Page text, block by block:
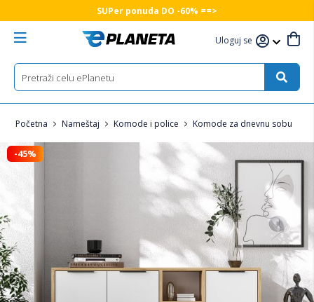
SUPer ponuda DO -60% ==>
Uloguj se
Početna Nameštaj Komode i police Komode za dnevnu sobu
-45%